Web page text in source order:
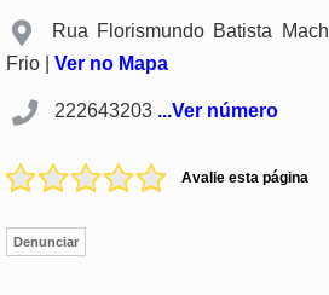
Rua Florismundo Batista
Frio | Ver no Mapa
222643203 ...Ver número
Avalie esta página
Denunciar